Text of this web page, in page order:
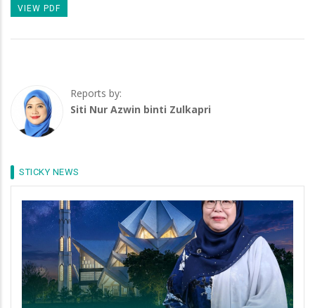
VIEW PDF
Reports by:
Siti Nur Azwin binti Zulkapri
STICKY NEWS